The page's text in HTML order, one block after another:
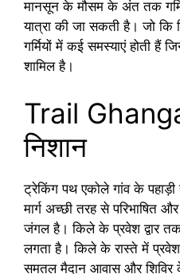
मानसून के मौसम के अंत तक
यात्रा की जा सकती है। जो
गर्मियों में कई समस्याएं होती हैं
शामिल है।
Trail
निशान
ट्रेकिंग पथ एकोले गांव के
मार्ग अच्छी तरह से परिभाषित
जंगल है। किले के प्रवेश द्वार
लगता है। किले के रास्ते में प्रवेश
समतल मैदान आवास और शिविर